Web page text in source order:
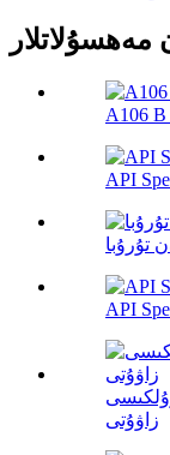
مەھسۇلاتلار
زاۋۇتى